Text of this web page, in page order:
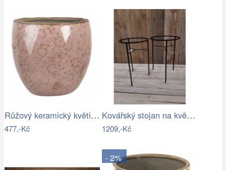
Růžový keramický květináč s popraskáním…
477,-Kč
Kovářský stojan na květináč
1209,-Kč
- 2%